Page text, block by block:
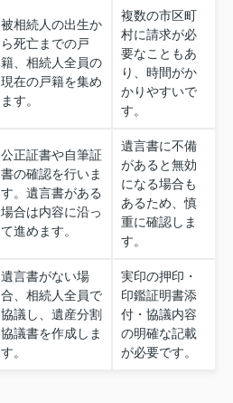
被相続人の出生か
ら死亡までの戸
籍、相続人全員の
現在の戸籍を集め
ます。
複数の市区町
村に請求が必
要なこともあ
り、時間がか
かりやすいで
す。
公正証書や自筆証
書の確認を行いま
す。遺言書がある
場合は内容に沿っ
て進めます。
遺言書に不備
があると無効
になる場合も
あるため、慎
重に確認しま
す。
遺言書がない場
合、相続人全員で
協議し、遺産分割
協議書を作成しま
す。
実印の押印・
印鑑証明書添
付・協議内容
の明確な記載
が必要です。